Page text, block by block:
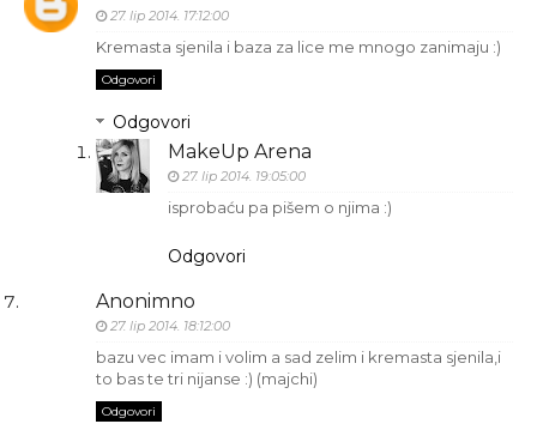
27. lip 2014. 17:12:00
Kremasta sjenila i baza za lice me mnogo zanimaju :)
Odgovori
Odgovori
MakeUp Arena
27. lip 2014. 19:05:00
isprobaću pa pišem o njima :)
Odgovori
Anonimno
27. lip 2014. 18:12:00
bazu vec imam i volim a sad zelim i kremasta sjenila,i
to bas te tri nijanse :) (majchi)
Odgovori